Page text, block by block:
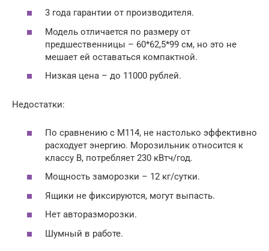
3 года гарантии от производителя.
Модель отличается по размеру от
предшественницы – 60*62,5*99 см, но это не
мешает ей оставаться компактной.
Низкая цена – до 11000 рублей.
Недостатки:
По сравнению с M114, не настолько эффективно
расходует энергию. Морозильник относится к
классу В, потребляет 230 кВтч/год.
Мощность заморозки – 12 кг/сутки.
Ящики не фиксируются, могут выпасть.
Нет авторазморозки.
Шумный в работе.